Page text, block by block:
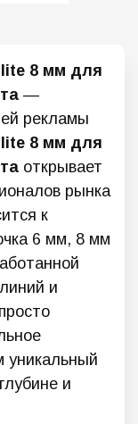
8 мм для
—
рекламы
8 мм для
открывает
рынка
к
6 мм, 8 мм
и
уникальный
и